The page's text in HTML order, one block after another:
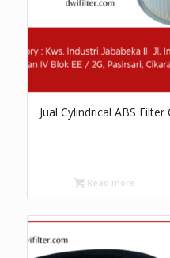
Jual Cylindrical ABS
Read more